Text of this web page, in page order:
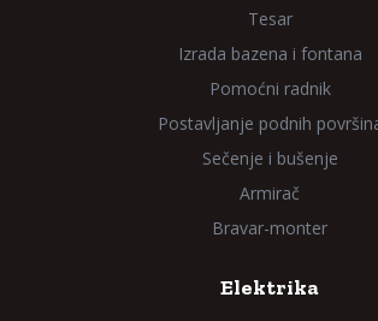
Tesar
Izrada bazena i fontana
Pomoćni radnik
Postavljanje podnih
Sečenje i bušenje
Armirač
Bravar-monter
Elektrika